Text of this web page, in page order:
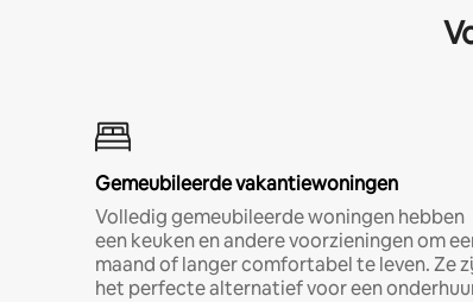
Gemeubileerde vakantiewoningen
Volledig gemeubileerde woningen hebben
een keuken en andere voorzieningen om
maand of langer comfortabel te leven. Ze
het perfecte alternatief voor een